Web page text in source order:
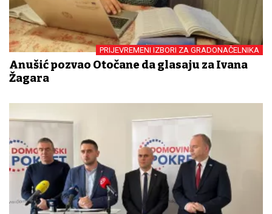
PRIJEVREMENI IZBORI ZA GRADONAČELNIKA
Anušić pozvao Otočane da glasaju za Ivana
Žagara